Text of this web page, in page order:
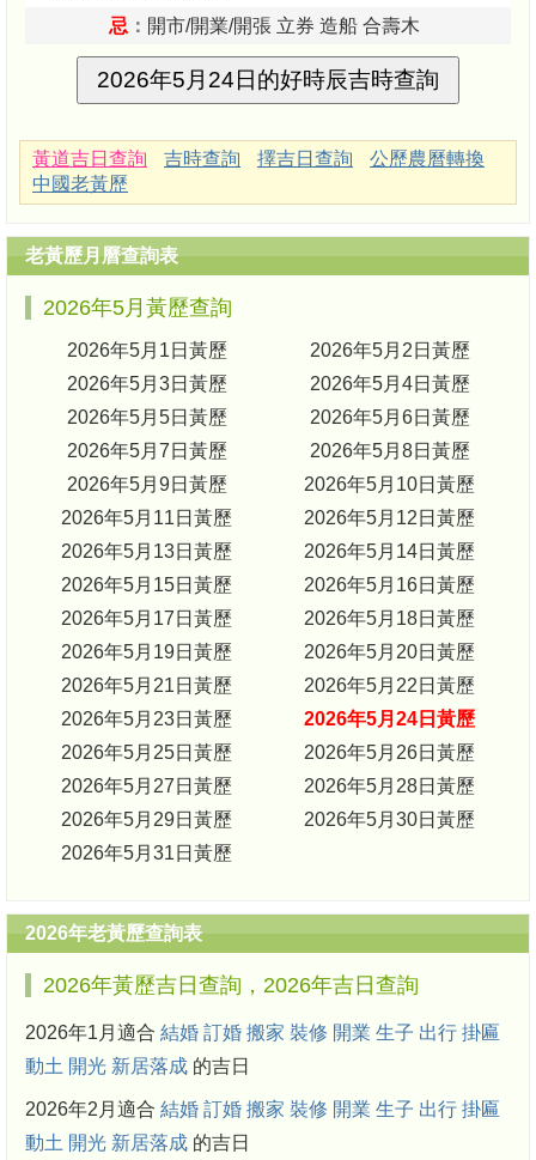
忌 ： 開市/開業/開張 立券 造船 合壽木
黃道吉日查詢 吉時查詢 擇吉日查詢
公歷農曆轉換
中國老黃歷
老黃歷月曆查詢表
2026年5月黃歷查詢
2026年5月1日黃歷
2026年5月2日黃歷
2026年5月3日黃歷
2026年5月4日黃歷
2026年5月5日黃歷
2026年5月6日黃歷
2026年5月7日黃歷
2026年5月8日黃歷
2026年5月9日黃歷
2026年5月10日黃歷
2026年5月11日黃歷
2026年5月12日黃歷
2026年5月13日黃歷
2026年5月14日黃歷
2026年5月15日黃歷
2026年5月16日黃歷
2026年5月17日黃歷
2026年5月18日黃歷
2026年5月19日黃歷
2026年5月20日黃歷
2026年5月21日黃歷
2026年5月22日黃歷
2026年5月23日黃歷
2026年5月24日黃歷
2026年5月25日黃歷
2026年5月26日黃歷
2026年5月27日黃歷
2026年5月28日黃歷
2026年5月29日黃歷
2026年5月30日黃歷
2026年5月31日黃歷
2026年老黃歷查詢表
2026年黃歷吉日查詢，2026年吉日查詢
2026年1月適合 結婚 訂婚 搬家 裝修 開業 生子 出行 掛匾
動土 開光 新居落成 的吉日
2026年2月適合 結婚 訂婚 搬家 裝修 開業 生子 出行 掛匾
動土 開光 新居落成 的吉日